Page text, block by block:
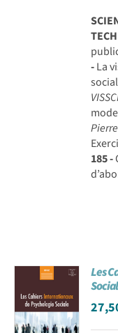
-La
185 -
Les